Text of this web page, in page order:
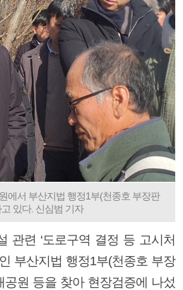
에서 부산지법 행정1부(천종호 부장판
있다. 신심범 기자
관련 ‘도로구역 결정 등 고시처
부산지법 행정1부(천종호 부장
공원 등을 찾아 현장검증에 나섰